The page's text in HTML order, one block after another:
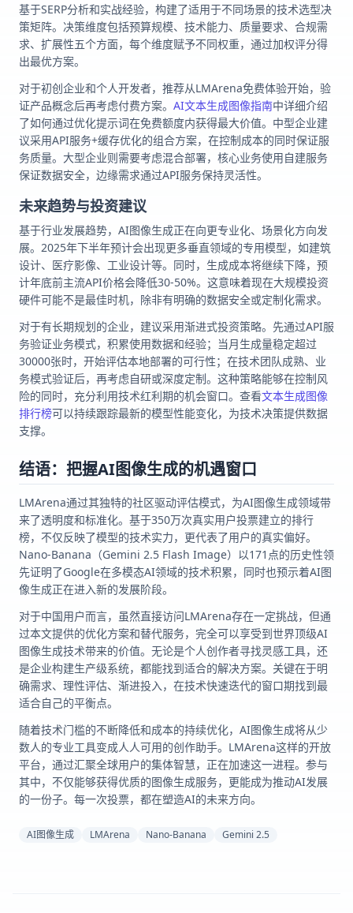
基于SERP分析和实战经验，构建了适用于不同场景的技术选型决
策矩阵。决策维度包括预算规模、技术能力、质量要求、合规需
求、扩展性五个方面，每个维度赋予不同权重，通过加权评分得
出最优方案。
对于初创企业和个人开发者，推荐从LMArena免费体验开始，验
证产品概念后再考虑付费方案。 AI文本生成图像指南中详细介绍
了如何通过优化提示词在免费额度内获得最大价值。中型企业建
议采用API服务+缓存优化的组合方案，在控制成本的同时保证服
务质量。大型企业则需要考虑混合部署，核心业务使用自建服务
保证数据安全，边缘需求通过API服务保持灵活性。
未来趋势与投资建议
基于行业发展趋势，AI图像生成正在向更专业化、场景化方向发
展。2025年下半年预计会出现更多垂直领域的专用模型，如建筑
设计、医疗影像、工业设计等。同时，生成成本将继续下降，预
计年底前主流API价格会降低30-50%。这意味着现在大规模投资
硬件可能不是最佳时机，除非有明确的数据安全或定制化需求。
对于有长期规划的企业，建议采用渐进式投资策略。先通过API服
务验证业务模式，积累使用数据和经验；当月生成量稳定超过
30000张时，开始评估本地部署的可行性；在技术团队成熟、业
务模式验证后，再考虑自研或深度定制。这种策略能够在控制风
险的同时，充分利用技术红利期的机会窗口。查看文本生成图像
排行榜可以持续跟踪最新的模型性能变化，为技术决策提供数据
支撑。
结语：把握AI图像生成的机遇窗口
LMArena通过其独特的社区驱动评估模式，为AI图像生成领域带
来了透明度和标准化。基于350万次真实用户投票建立的排行
榜，不仅反映了模型的技术实力，更代表了用户的真实偏好。
Nano-Banana（Gemini 2.5 Flash Image）以171点的历史性领
先证明了Google在多模态AI领域的技术积累，同时也预示着AI图
像生成正在进入新的发展阶段。
对于中国用户而言，虽然直接访问LMArena存在一定挑战，但通
过本文提供的优化方案和替代服务，完全可以享受到世界顶级AI
图像生成技术带来的价值。无论是个人创作者寻找灵感工具，还
是企业构建生产级系统，都能找到适合的解决方案。关键在于明
确需求、理性评估、渐进投入，在技术快速迭代的窗口期找到最
适合自己的平衡点。
随着技术门槛的不断降低和成本的持续优化，AI图像生成将从少
数人的专业工具变成人人可用的创作助手。LMArena这样的开放
平台，通过汇聚全球用户的集体智慧，正在加速这一进程。参与
其中，不仅能够获得优质的图像生成服务，更能成为推动AI发展
的一份子。每一次投票，都在塑造AI的未来方向。
AI图像生成 LMArena Nano-Banana Gemini 2.5